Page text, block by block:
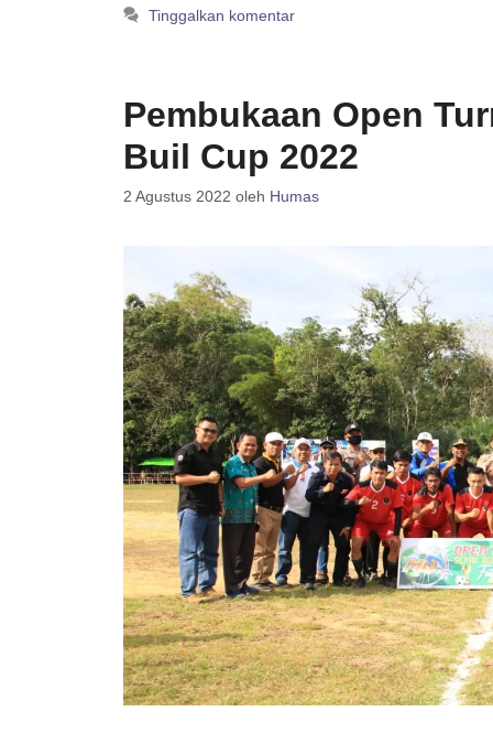
Tinggalkan komentar
Pembukaan Open
Buil Cup 2022
2 Agustus 2022 oleh Humas